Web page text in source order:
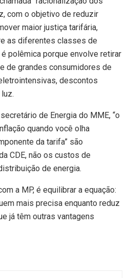
com o objetivo de reduzir
maior justiça tarifária,
as diferentes classes de
polêmica porque envolve retirar
de grandes consumidores de
descontos
de Energia do MME, “o
quando você olha
da tarifa” são
CDE, não os custos de
de energia.
a MP, é equilibrar a equação:
mais precisa enquanto reduz
já têm outras vantagens